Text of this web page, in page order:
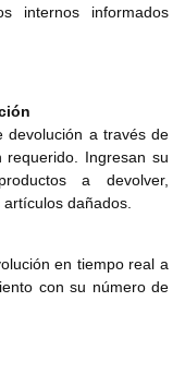
internos informados
devolución a través de
Ingresan su
a devolver,
dañados.
en tiempo real a
con su número de